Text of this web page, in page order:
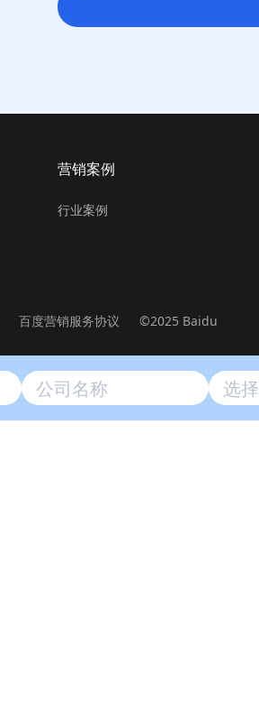
营销案例
行业案例
百度营销服务协议 ©2025 Baidu